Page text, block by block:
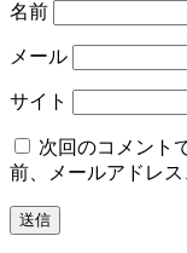
名前
メール
サイト
次回のコメント
前、メールアドレス